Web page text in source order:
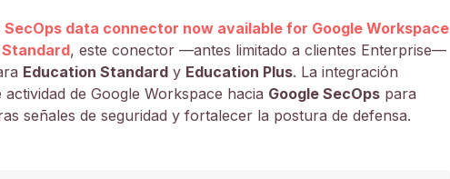
SecOps data connector now available for Google Workspace
, este conector —antes limitado a clientes Enterprise—
Education Standard y Education Plus. La integración
de Google Workspace hacia Google SecOps para
señales de seguridad y fortalecer la postura de defensa.